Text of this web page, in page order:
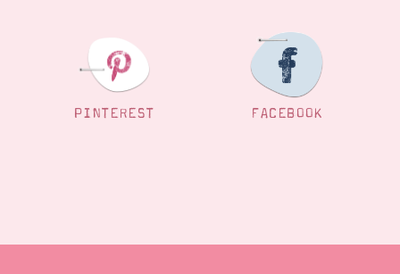
PINTEREST FACEBOOK